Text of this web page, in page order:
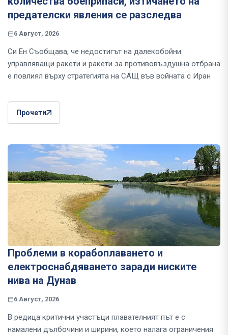
предателски явления се разследва
6 Август, 2026
Си Ен Съобщава, че недостигът на далекобойни
управляващи ракети и ракети за противовъздушна отбрана
е повлиял върху стратегията на САЩ във войната с Иран
Прочети
Проблеми в корабоплаването и
електроснабдяването заради ниските
нива на Дунав
6 Август, 2026
В редица критични участъци плавателният път е с
намалени дълбочини и ширини, което налага ограничения